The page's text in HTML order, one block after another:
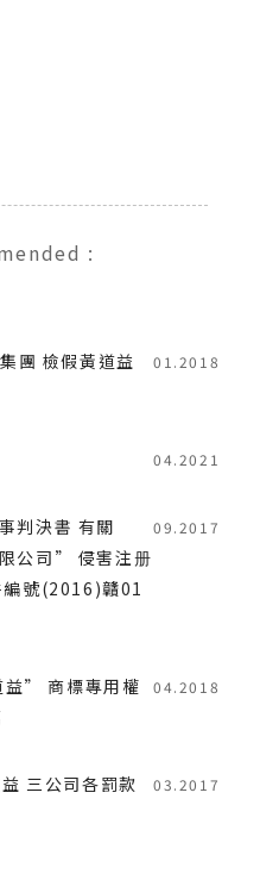
:
團 檢假黃道益
01.2018
04.2021
判決書 有關
公司” 侵害注册
編號(2016)贛01
09.2017
” 商標專用權
04.2018
三公司各罰款
03.2017